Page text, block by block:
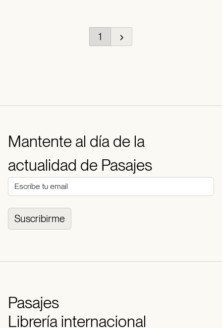
1
Mantente al día de la
actualidad de Pasajes
Suscribirme
Pasajes
Librería internacional